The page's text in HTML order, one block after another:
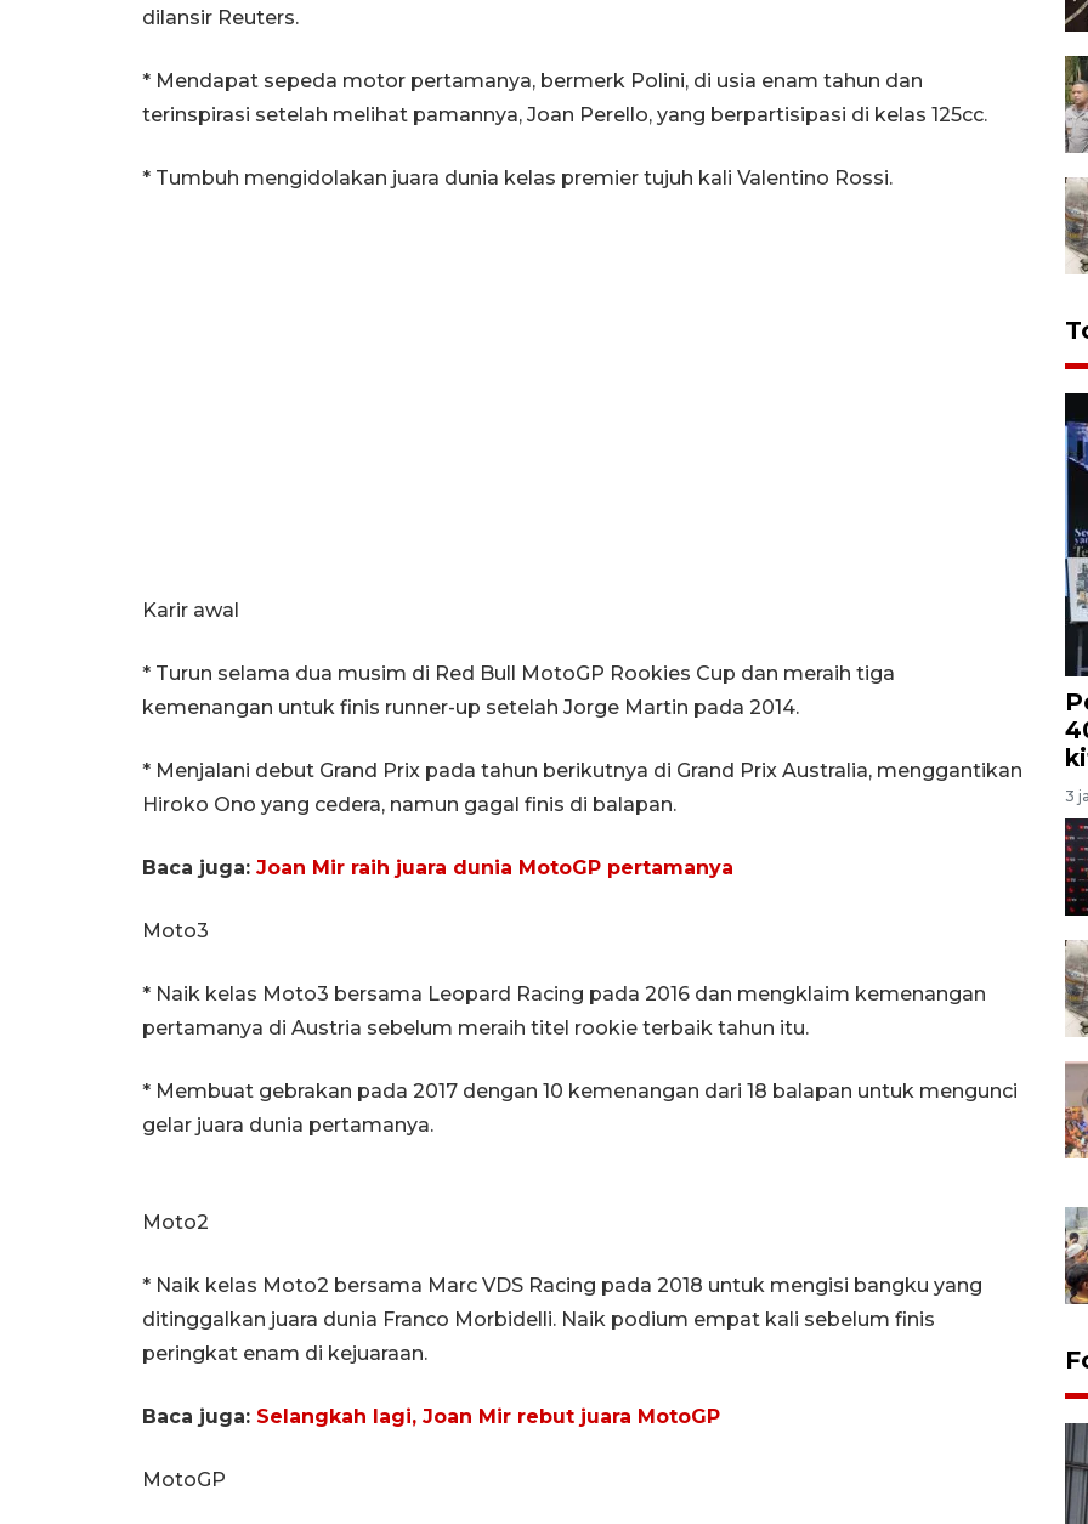
dilansir Reuters.
* Mendapat sepeda motor pertamanya, bermerk Polini, di usia enam tahun dan
terinspirasi setelah melihat pamannya, Joan Perello, yang berpartisipasi di kelas 125cc.
* Tumbuh mengidolakan juara dunia kelas premier tujuh kali Valentino Rossi.
Karir awal
* Turun selama dua musim di Red Bull MotoGP Rookies Cup dan meraih tiga
kemenangan untuk finis runner-up setelah Jorge Martin pada 2014.
* Menjalani debut Grand Prix pada tahun berikutnya di Grand Prix Australia, menggantikan
Hiroko Ono yang cedera, namun gagal finis di balapan.
Baca juga: Joan Mir raih juara dunia MotoGP pertamanya
Moto3
* Naik kelas Moto3 bersama Leopard Racing pada 2016 dan mengklaim kemenangan
pertamanya di Austria sebelum meraih titel rookie terbaik tahun itu.
* Membuat gebrakan pada 2017 dengan 10 kemenangan dari 18 balapan untuk mengunci
gelar juara dunia pertamanya.
Moto2
* Naik kelas Moto2 bersama Marc VDS Racing pada 2018 untuk mengisi bangku yang
ditinggalkan juara dunia Franco Morbidelli. Naik podium empat kali sebelum finis
peringkat enam di kejuaraan.
Baca juga: Selangkah lagi, Joan Mir rebut juara MotoGP
MotoGP
3